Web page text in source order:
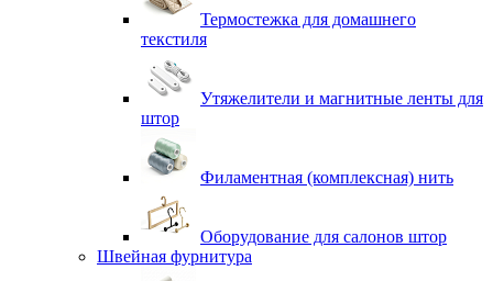
Термостежка для домашнего
текстиля
Утяжелители и магнитные ленты для
штор
Филаментная (комплексная) нить
Оборудование для салонов штор
Швейная фурнитура